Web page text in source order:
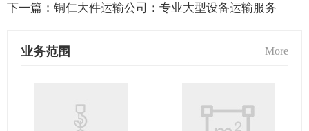
下一篇： 铜仁大件运输公司：专业大型设备运输服务
业务范围 More